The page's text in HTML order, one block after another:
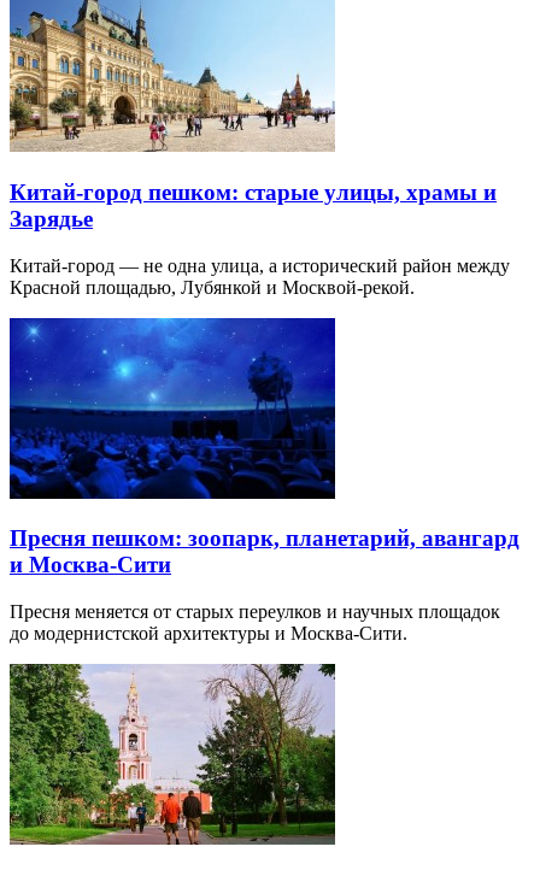
Китай-город пешком: старые улицы, храмы и
Зарядье
Китай-город — не одна улица, а исторический район между
Красной площадью, Лубянкой и Москвой-рекой.
Пресня пешком: зоопарк, планетарий, авангард
и Москва-Сити
Пресня меняется от старых переулков и научных площадок
до модернистской архитектуры и Москва-Сити.